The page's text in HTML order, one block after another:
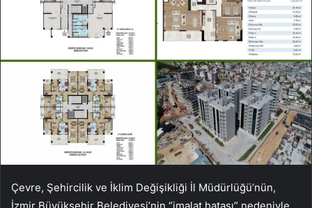
Çevre, Şehircilik ve İklim Değişikliği İl Müdürlüğü’nün,
İzmir Büyükşehir Belediyesi’nin “imalat hatası” nedeniyle